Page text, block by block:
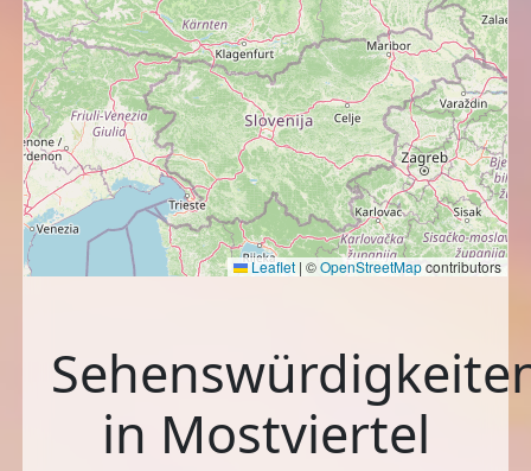
Leaflet | ©OpenStreetMapcontributors
in Mostviertel